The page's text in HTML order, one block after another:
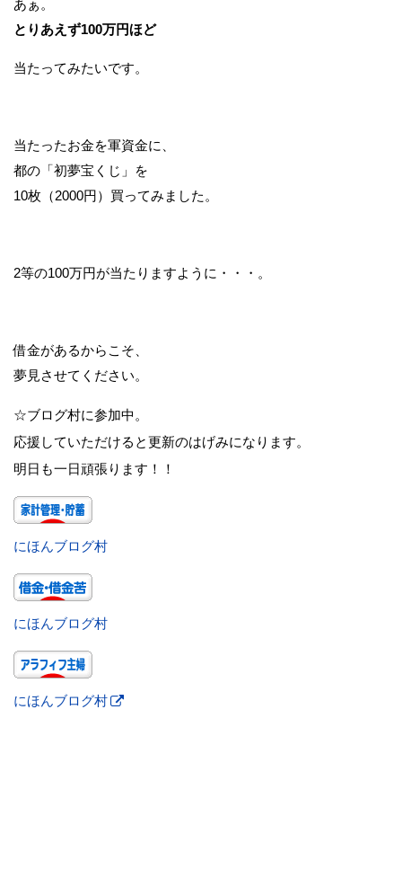
あぁ。
とりあえず100万円ほど
当たってみたいです。
当たったお金を軍資金に、
都の「初夢宝くじ」を
10枚（2000円）買ってみました。
2等の100万円が当たりますように・・・。
借金があるからこそ、
夢見させてください。
☆ブログ村に参加中。
応援していただけると更新のはげみになります。
明日も一日頑張ります！！
にほんブログ村
にほんブログ村
にほんブログ村